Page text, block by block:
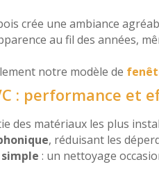
crée une ambiance
au fil des années,
notre modèle de
: performance et
des matériaux les plus
, réduisant les
: un nettoyage